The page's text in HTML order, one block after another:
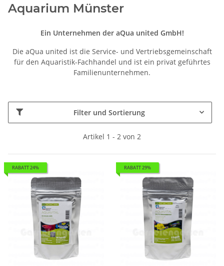
Aquarium Münster
Ein Unternehmen der aQua united GmbH!
Die aQua united ist die Service- und Vertriebsgemeinschaft
für den Aquaristik-Fachhandel und ist ein privat geführtes
Familienunternehmen.
Filter und Sortierung
Artikel 1 - 2 von 2
RABATT 24% RABATT 29%